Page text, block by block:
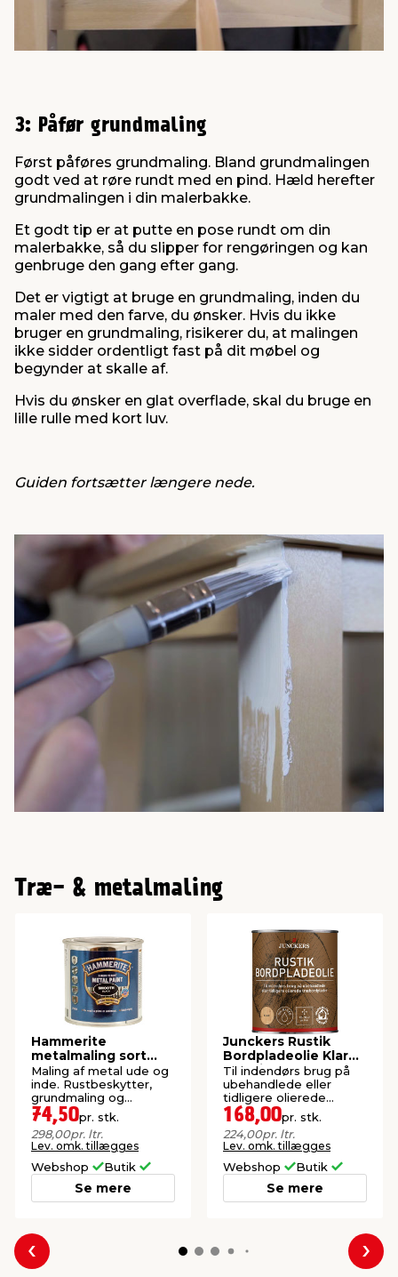
3: Påfør grundmaling
Først påføres grundmaling. Bland grundmalingen
godt ved at røre rundt med en pind. Hæld herefter
grundmalingen i din malerbakke.
Et godt tip er at putte en pose rundt om din
malerbakke, så du slipper for rengøringen og kan
genbruge den gang efter gang.
Det er vigtigt at bruge en grundmaling, inden du
maler med den farve, du ønsker. Hvis du ikke
bruger en grundmaling, risikerer du, at malingen
ikke sidder ordentligt fast på dit møbel og
begynder at skalle af.
Hvis du ønsker en glat overflade, skal du bruge en
lille rulle med kort luv.
Guiden fortsætter længere nede.
Træ- & metalmaling
Hammerite
metalmaling sort
glat effekt 250 ml
Maling af metal ude og
inde. Rustbeskytter,
grundmaling og
slutmaling i én.
74,50pr. stk.
298,00pr. ltr.
Lev. omk. tillægges
Webshop Butik
Se mere
Junckers Rustik
Bordpladeolie Klar
0,75 liter
Til indendørs brug på
ubehandlede eller
tidligere olierede
træbordplader.
Indeklimamærket.
168,00pr. stk.
224,00pr. ltr.
Lev. omk. tillægges
Webshop Butik
Se mere
Forrige